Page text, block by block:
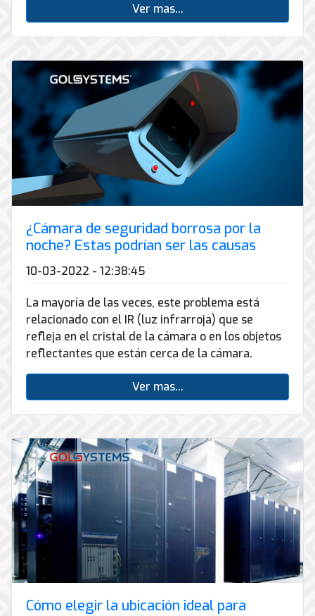
Ver mas...
¿Cámara de seguridad borrosa por la
noche? Estas podrían ser las causas
10-03-2022 - 12:38:45
La mayoría de las veces, este problema está
relacionado con el IR (luz infrarroja) que se
refleja en el cristal de la cámara o en los objetos
reflectantes que están cerca de la cámara.
Ver mas...
Cómo elegir la ubicación ideal para